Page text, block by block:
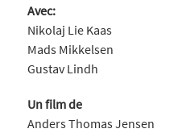
Avec:
Nikolaj Lie Kaas
Mads Mikkelsen
Gustav Lindh
Un film de
Anders Thomas Jensen